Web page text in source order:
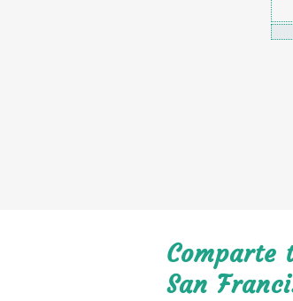
Comparte
San